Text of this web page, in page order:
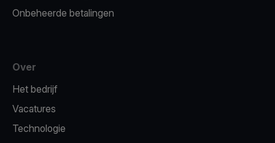
Onbeheerde betalingen
Over
Het bedrijf
Vacatures
Technologie